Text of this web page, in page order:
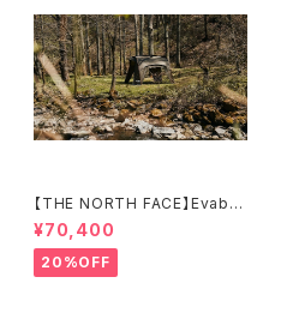
【THE NORTH FACE】Evaba
se 6
¥70,400
20%OFF